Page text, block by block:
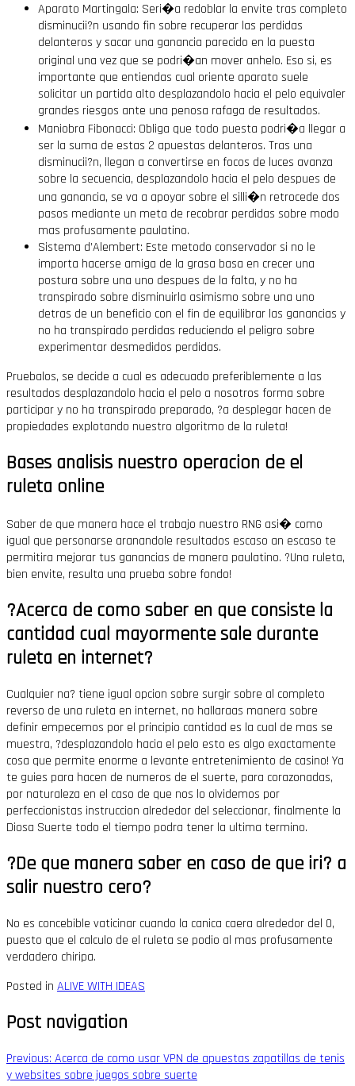
Aparato Martingala: Seri�a redoblar la envite tras completo
disminucii?n usando fin sobre recuperar las perdidas
delanteros y sacar una ganancia parecido en la puesta
original una vez que se podri�an mover anhelo. Eso si, es
importante que entiendas cual oriente aparato suele
solicitar un partida alto desplazandolo hacia el pelo equivaler
grandes riesgos ante una penosa rafaga de resultados.
Maniobra Fibonacci: Obliga que todo puesta podri�a llegar a
ser la suma de estas 2 apuestas delanteros. Tras una
disminucii?n, llegan a convertirse en focos de luces avanza
sobre la secuencia, desplazandolo hacia el pelo despues de
una ganancia, se va a apoyar sobre el silli�n retrocede dos
pasos mediante un meta de recobrar perdidas sobre modo
mas profusamente paulatino.
Sistema d’Alembert: Este metodo conservador si no le
importa hacerse amiga de la grasa basa en crecer una
postura sobre una uno despues de la falta, y no ha
transpirado sobre disminuirla asimismo sobre una uno
detras de un beneficio con el fin de equilibrar las ganancias y
no ha transpirado perdidas reduciendo el peligro sobre
experimentar desmedidos perdidas.
Pruebalos, se decide a cual es adecuado preferiblemente a las
resultados desplazandolo hacia el pelo a nosotros forma sobre
participar y no ha transpirado preparado, ?a desplegar hacen de
propiedades explotando nuestro algoritmo de la ruleta!
Bases analisis nuestro operacion de el
ruleta online
Saber de que manera hace el trabajo nuestro RNG asi� como
igual que personarse aranandole resultados escaso an escaso te
permitira mejorar tus ganancias de manera paulatino. ?Una ruleta,
bien envite, resulta una prueba sobre fondo!
?Acerca de como saber en que consiste la
cantidad cual mayormente sale durante
ruleta en internet?
Cualquier na? tiene igual opcion sobre surgir sobre al completo
reverso de una ruleta en internet, no hallaraas manera sobre
definir empecemos por el principio cantidad es la cual de mas se
muestra, ?desplazandolo hacia el pelo esto es algo exactamente
cosa que permite enorme a levante entretenimiento de casino! Ya
te guies para hacen de numeros de el suerte, para corazonadas,
por naturaleza en el caso de que nos lo olvidemos por
perfeccionistas instruccion alrededor del seleccionar, finalmente la
Diosa Suerte todo el tiempo podra tener la ultima termino.
?De que manera saber en caso de que iri? a
salir nuestro cero?
No es concebible vaticinar cuando la canica caera alrededor del 0,
puesto que el calculo de el ruleta se podio al mas profusamente
verdadero chiripa.
Posted in ALIVE WITH IDEAS
Post navigation
Previous: Acerca de como usar VPN de apuestas zapatillas de tenis
y websites sobre juegos sobre suerte